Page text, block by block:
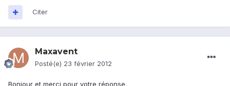
Citer
Maxavent
Posté(e) 23 février 2012
Bonjour et merci pour votre réponse.